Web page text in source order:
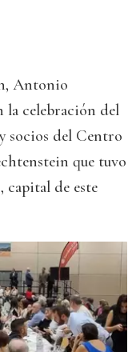
Antonio
celebración del
socios del Centro
que tuvo
capital de este